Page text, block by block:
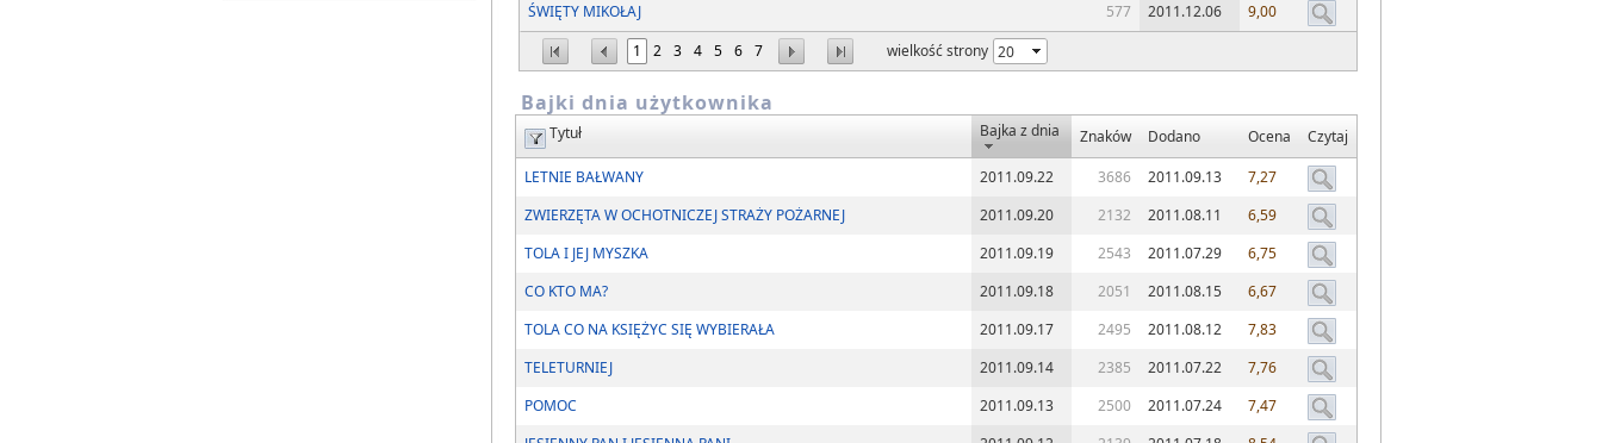
1 2 3 4 5 6 7 wielkość strony
ŚWIĘTY MIKOŁAJ
577 2011.12.06 9,00
Bajki dnia użytkownika
Tytuł Bajka z dnia Znaków Dodano Ocena Czytaj
LETNIE BAŁWANY 2011.09.22 3686 2011.09.13
7,27
ZWIERZĘTA W OCHOTNICZEJ STRAŻY POŻARNEJ
2011.09.20 2132 2011.08.11
6,59
TOLA I JEJ MYSZKA
2011.09.19 2543 2011.07.29
6,75
CO KTO MA?
2011.09.18 2051 2011.08.15
6,67
TOLA CO NA KSIĘŻYC SIĘ WYBIERAŁA
2011.09.17 2495 2011.08.12
7,83
TELETURNIEJ
2011.09.14 2385 2011.07.22
7,76
POMOC
2011.09.13 2500 2011.07.24
7,47